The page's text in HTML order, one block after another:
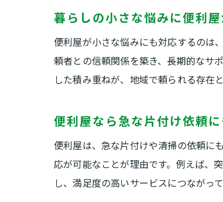
暮らしの小さな悩みに便利
便利屋が小さな悩みにも対応するのは
頼者との信頼関係を築き、長期的なサ
した積み重ねが、地域で頼られる存在
便利屋なら急な片付け依頼
便利屋は、急な片付けや清掃の依頼に
応が可能なことが理由です。例えば、
し、満足度の高いサービスにつながって